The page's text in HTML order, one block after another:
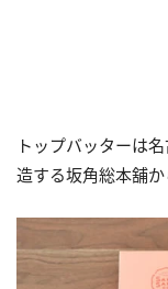
トップバッターは
造する坂角総本舖か